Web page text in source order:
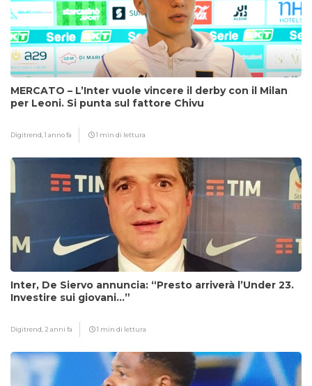
MERCATO – L’Inter vuole vincere il derby con il Milan
per Leoni. Si punta sul fattore Chivu
Digitrend,1 anno fa 1 min di lettura
Inter, De Siervo annuncia: “Presto arriverà l’Under 23.
Investire sui giovani…”
Digitrend, 2 anni fa 1 min di lettura